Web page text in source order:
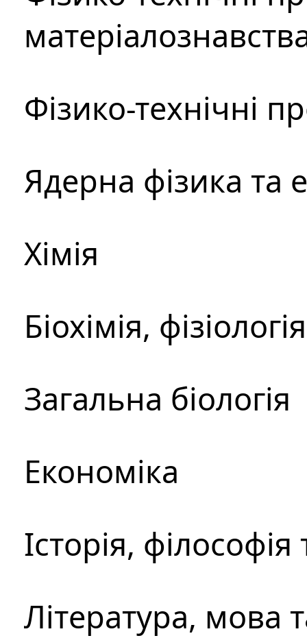
Фізико-технічні
Ядерна фізика та
Хімія
Біохімія,
Загальна біологія
Економіка
Історія,
Література, мова